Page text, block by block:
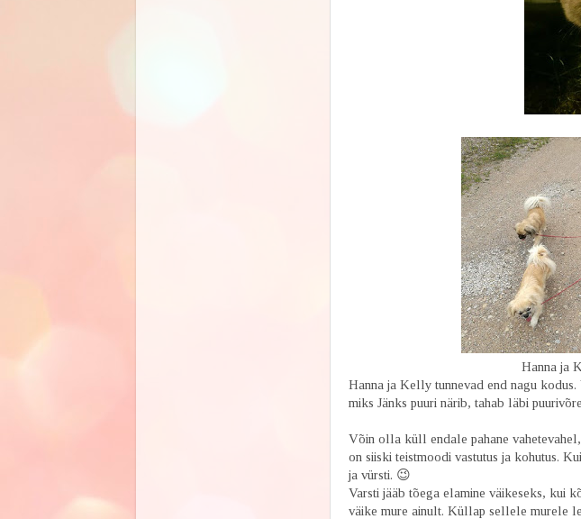
Hanna ja
Hanna ja Kelly tunnevad end nagu
miks Jänks puuri närib, tahab läbi
Võin olla küll endale pahane
on siiski teistmoodi vastutus ja kohutus.
ja vürsti. 😉
Varsti jääb tõega elamine väikeseks, kui
väike mure ainult. Küllap sellele murele